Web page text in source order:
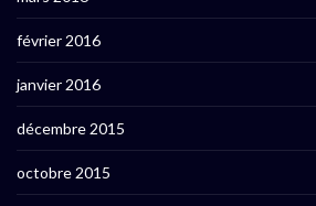
février 2016
janvier 2016
décembre 2015
octobre 2015